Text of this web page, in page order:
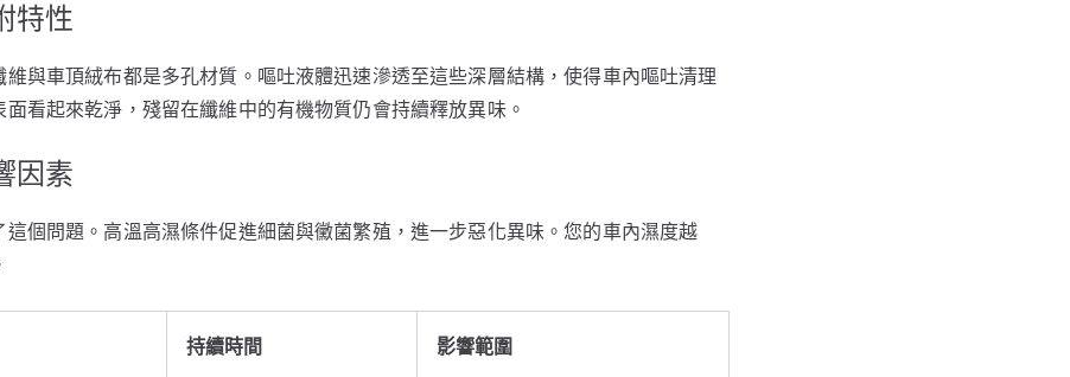
特性
與車頂絨布都是多孔材質。嘔吐液體迅速滲透至這些深層結構，使得車內嘔吐清理
看起來乾淨，殘留在纖維中的有機物質仍會持續釋放異味。
因素
個問題。高溫高濕條件促進細菌與黴菌繁殖，進一步惡化異味。您的車內濕度越
持續時間 影響範圍